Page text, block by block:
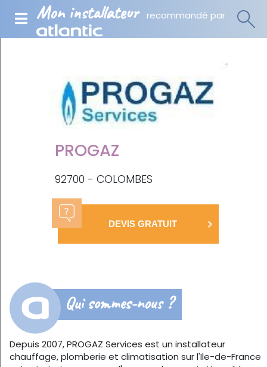
Mon installateur recommandé par
PROGAZ
92700 - COLOMBES
DEVIS GRATUIT
Qui sommes-nous ?
Depuis 2007, PROGAZ Services est un installateur
chauffage, plomberie et climatisation sur l'Ile-de-France